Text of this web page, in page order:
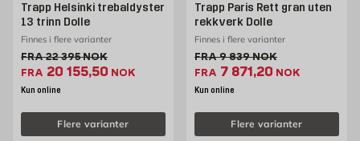
Trapp Helsinki trebaldyster
13 trinn Dolle
Finnes i flere varianter
FRAGammel pris 22395 NOK /stk
22 395NOK
FRA Ekstrapris 20155.5 NOK /stk
20 155,50 NOK
Kun online
Flere varianter
Trapp Paris Rett gran uten
rekkverk Dolle
Finnes i flere varianter
FRAGammel pris 9839 NOK /
9 839NOK
FRA Ekstrapris 7871.2
7 871,20 NOK
Kun online
Flere varianter